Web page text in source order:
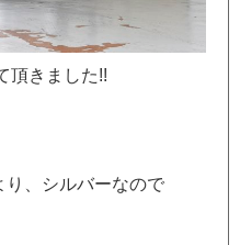
頂きました!!
り、シルバーなので